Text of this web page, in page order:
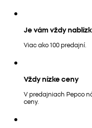
Je vám vždy
Viac ako 100 predajní.
Vždy nízke ceny
V predajniach Pepco
ceny.